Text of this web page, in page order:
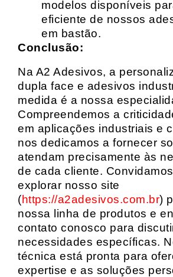
modelos disponíveis
eficiente de nossos
em bastão.
Conclusão:
Na A2 Adesivos, a
dupla face e adesivos
medida é a nossa
Compreendemos a
em aplicações industriais e
nos dedicamos a fornecer
atendam precisamente às
de cada cliente.
explorar nosso site
(https://a2adesivos.com.br)
nossa linha de produtos e
contato conosco para
necessidades específicas.
técnica está pronta para
expertise e as soluções